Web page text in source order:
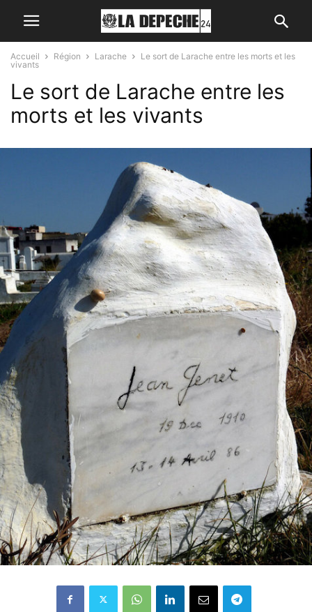
Accueil Région Larache
Le sort de Larache entre les morts et les
vivants
Le sort de Larache entre les
morts et les vivants